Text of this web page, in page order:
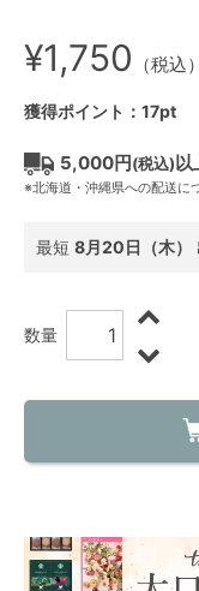
¥1,750 （税込）
獲得ポイント：17pt
5,000円(税込)以
※北海道・沖縄県への配送に
最短 8月20日（木）
数量